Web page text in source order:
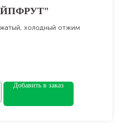
холодный отжим
Добавить в заказ